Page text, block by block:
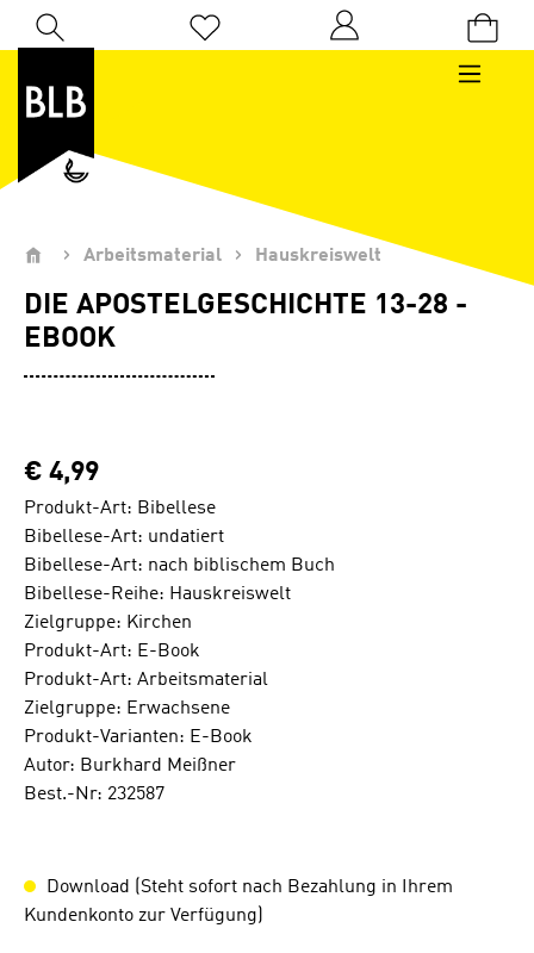
Zum Hauptinhalt springen
Du hast 0 Produkte auf dem Merkzettel
Arbeitsmaterial Hauskreiswelt
DIE APOSTELGESCHICHTE 13-28 -
EBOOK
€ 4,99
Produkt-Art: Bibellese
Bibellese-Art: undatiert
Bibellese-Art: nach biblischem Buch
Bibellese-Reihe: Hauskreiswelt
Zielgruppe: Kirchen
Produkt-Art: E-Book
Produkt-Art: Arbeitsmaterial
Zielgruppe: Erwachsene
Produkt-Varianten: E-Book
Autor: Burkhard Meißner
Best.-Nr: 232587
Download (Steht sofort nach Bezahlung in Ihrem
Kundenkonto zur Verfügung)